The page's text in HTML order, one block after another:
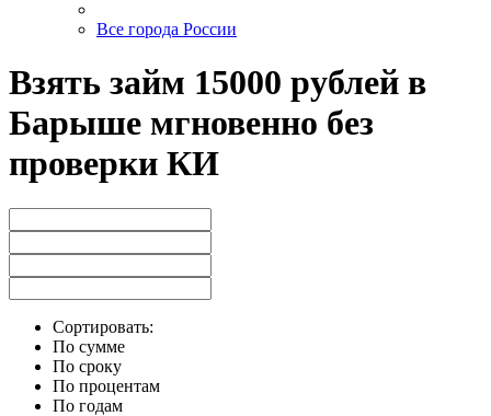
Все города России
Взять займ 15000 рублей в
Барыше мгновенно без
проверки КИ
Сортировать:
По сумме
По сроку
По процентам
По годам